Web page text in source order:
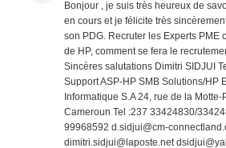
Bonjour , je suis très heureux de
en cours et je félicite très
son PDG. Recruter les Experts PME
de HP, comment se fera le
Sincères salutations Dimitri SIDJUI
Support ASP-HP SMB Solutions/HP
Informatique S.A 24, rue de la
Cameroun Tel :237 33424830/
99968592 d.sidjui@cm-
dimitri.sidjui@laposte.net